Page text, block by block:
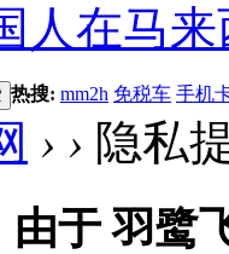
人在马
热搜: mm2h 免税车 手机
› › 隐私
由于 羽鹭